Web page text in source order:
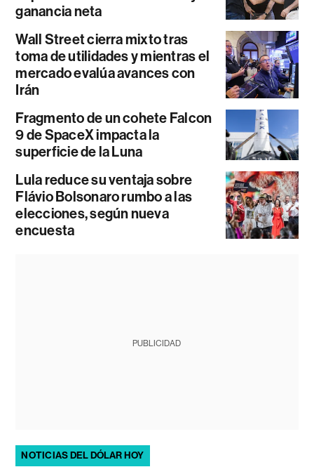
ganancia neta
Wall Street cierra mixto tras
toma de utilidades y mientras el
mercado evalúa avances con
Irán
Fragmento de un cohete Falcon
9 de SpaceX impacta la
superficie de la Luna
Lula reduce su ventaja sobre
Flávio Bolsonaro rumbo a las
elecciones, según nueva
encuesta
PUBLICIDAD
NOTICIAS DEL DÓLAR HOY